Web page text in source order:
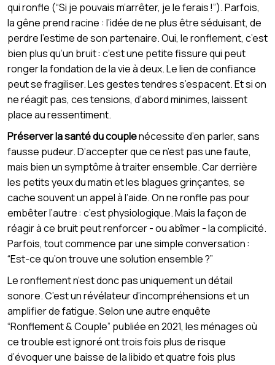
qui ronfle (“Si je pouvais m’arrêter, je le ferais !”). Parfois,
la gêne prend racine : l’idée de ne plus être séduisant, de
perdre l’estime de son partenaire. Oui, le ronflement, c’est
bien plus qu’un bruit : c’est une petite fissure qui peut
ronger la fondation de la vie à deux. Le lien de confiance
peut se fragiliser. Les gestes tendres s’espacent. Et si on
ne réagit pas, ces tensions, d’abord minimes, laissent
place au ressentiment.
Préserver la santé du couplenécessite d’en parler, sans
fausse pudeur. D’accepter que ce n’est pas une faute,
mais bien un symptôme à traiter ensemble. Car derrière
les petits yeux du matin et les blagues grinçantes, se
cache souvent un appel à l’aide. On ne ronfle pas pour
embêter l’autre : c’est physiologique. Mais la façon de
réagir à ce bruit peut renforcer - ou abîmer - la complicité.
Parfois, tout commence par une simple conversation :
“Est-ce qu’on trouve une solution ensemble ?”
Le ronflement n’est donc pas uniquement un détail
sonore. C’est un révélateur d’incompréhensions et un
amplifier de fatigue. Selon une autre enquête
“Ronflement & Couple” publiée en 2021, les ménages où
ce trouble est ignoré ont trois fois plus de risque
d’évoquer une baisse de la libido et quatre fois plus